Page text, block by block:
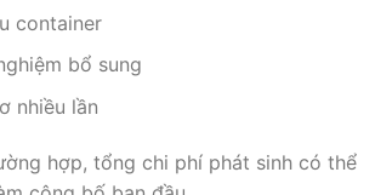
container
bổ sung
nhiều lần
hợp, tổng chi phí phát sinh có thể